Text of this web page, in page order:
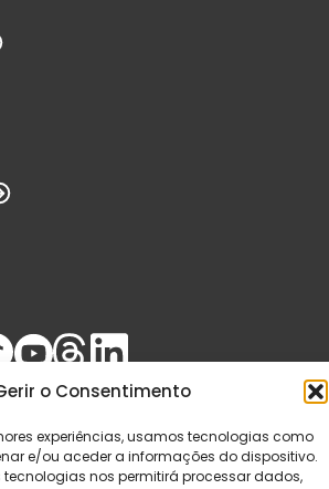
o Consentimento
experiências, usamos tecnologias como
e/ou aceder a informações do dispositivo.
nos permitirá processar dados,